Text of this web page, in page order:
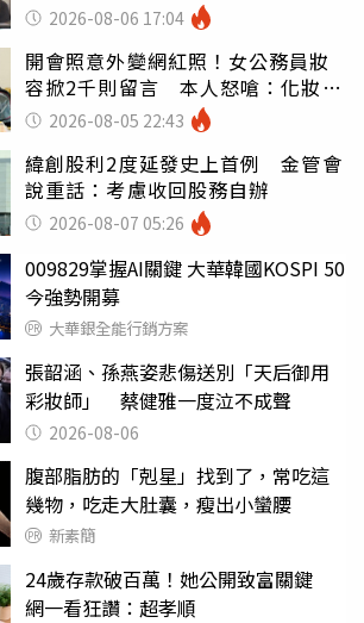
2026-08-06 17:04
開會照意外變網紅照！女公務員妝
容掀2千則留言 本人怒嗆：化妝有
錯嗎2026-08-05 22:43
緯創股利2度延發史上首例 金管會
說重話：考慮收回股務自辦
2026-08-07 05:26
009829掌握AI關鍵 大華韓國KOSPI 50
今強勢開募
大華銀全能行銷方案
張韶涵、孫燕姿悲傷送別「天后御用
彩妝師」 蔡健雅一度泣不成聲
2026-08-06
腹部脂肪的「剋星」找到了，常吃這
幾物，吃走大肚囊，瘦出小蠻腰
新素簡
24歲存款破百萬！她公開致富關鍵
網一看狂讚：超孝順